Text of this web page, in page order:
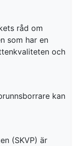
råd om
som har en
och
kan
(SKVP) är